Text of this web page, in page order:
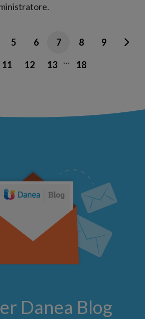
5 6 7 8 9
11 12 13 … 18
Danea Blog